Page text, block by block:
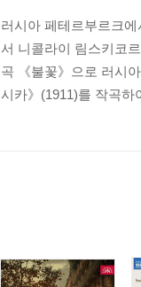
러시아 페테르부르크
서 니콜라이 림스키코
곡 《불꽃》으로 러시
시카》(1911)를 작곡하